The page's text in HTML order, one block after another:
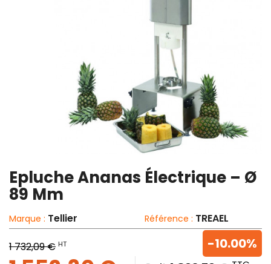
Epluche Ananas Électrique – Ø
89 Mm
Marque : Tellier Référence : TREAEL
1 732,09 € HT -10.00%